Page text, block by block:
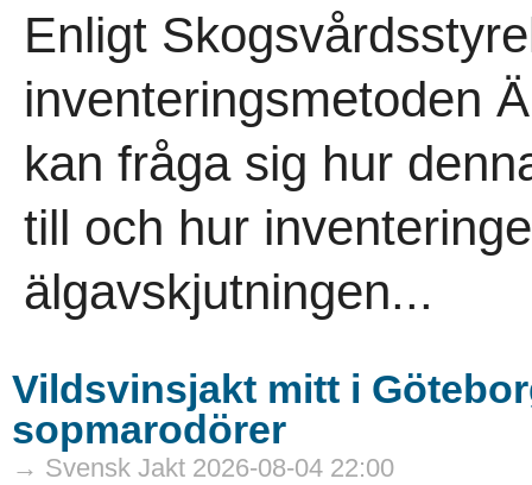
Enligt
inventeringsmetoden
kan fråga sig hur
till och hur
älgavskjutningen...
Vildsvinsjakt mitt i
sopmarodörer
→ Svensk Jakt 2026-08-04 22:00